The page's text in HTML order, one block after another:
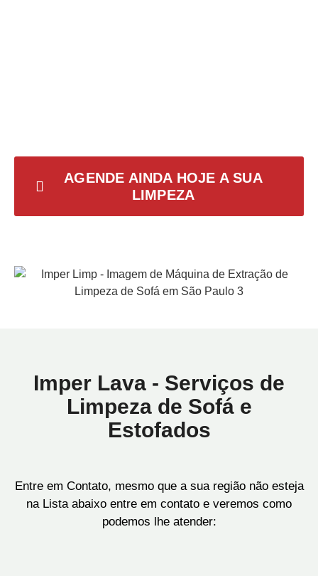
AGENDE AINDA HOJE A SUA
LIMPEZA
Imper Lava - Serviços de
Limpeza de Sofá e
Estofados
Entre em Contato, mesmo que a sua região não esteja
na Lista abaixo entre em contato e veremos como
podemos lhe atender: